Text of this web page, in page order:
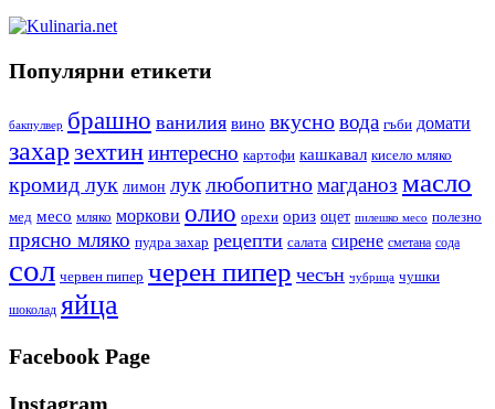
Популярни етикети
бакпулвер брашно ванилия вино вкусновода гъби домати
захар зехтининтересно картофи кашкавал кисело мляко
кромид лук лимон луклюбопитномагданоз масло
мед месо мляко моркови олио орехи ориз оцет пилешко месо полезно
прясно мляко пудра захар рецепти салата сирене сметана сода
сол червен пипер черен пипер чесън чубрица чушки
шоколад яйца
Facebook Page
Instagram